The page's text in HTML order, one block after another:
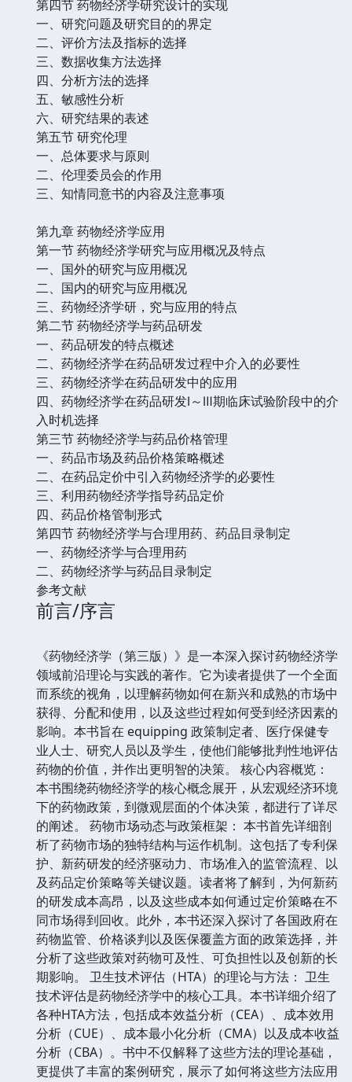
第四节 药物经济学研究设计的实现
一、研究问题及研究目的的界定
二、评价方法及指标的选择
三、数据收集方法选择
四、分析方法的选择
五、敏感性分析
六、研究结果的表述
第五节 研究伦理
一、总体要求与原则
二、伦理委员会的作用
三、知情同意书的内容及注意事项
第九章 药物经济学应用
第一节 药物经济学研究与应用概况及特点
一、国外的研究与应用概况
二、国内的研究与应用概况
三、药物经济学研，究与应用的特点
第二节 药物经济学与药品研发
一、药品研发的特点概述
二、药物经济学在药品研发过程中介入的必要性
三、药物经济学在药品研发中的应用
四、药物经济学在药品研发Ⅰ～Ⅲ期临床试验阶段中的介
入时机选择
第三节 药物经济学与药品价格管理
一、药品市场及药品价格策略概述
二、在药品定价中引入药物经济学的必要性
三、利用药物经济学指导药品定价
四、药品价格管制形式
第四节 药物经济学与合理用药、药品目录制定
一、药物经济学与合理用药
二、药物经济学与药品目录制定
参考文献
前言/序言
《药物经济学（第三版）》是一本深入探讨药物经济学
领域前沿理论与实践的著作。它为读者提供了一个全面
而系统的视角，以理解药物如何在新兴和成熟的市场中
获得、分配和使用，以及这些过程如何受到经济因素的
影响。本书旨在 equipping 政策制定者、医疗保健专
业人士、研究人员以及学生，使他们能够批判性地评估
药物的价值，并作出更明智的决策。 核心内容概览：
本书围绕药物经济学的核心概念展开，从宏观经济环境
下的药物政策，到微观层面的个体决策，都进行了详尽
的阐述。 药物市场动态与政策框架： 本书首先详细剖
析了药物市场的独特结构与运作机制。这包括了专利保
护、新药研发的经济驱动力、市场准入的监管流程、以
及药品定价策略等关键议题。读者将了解到，为何新药
的研发成本高昂，以及这些成本如何通过定价策略在不
同市场得到回收。此外，本书还深入探讨了各国政府在
药物监管、价格谈判以及医保覆盖方面的政策选择，并
分析了这些政策对药物可及性、可负担性以及创新的长
期影响。 卫生技术评估（HTA）的理论与方法： 卫生
技术评估是药物经济学中的核心工具。本书详细介绍了
各种HTA方法，包括成本效益分析（CEA）、成本效用
分析（CUE）、成本最小化分析（CMA）以及成本收益
分析（CBA）。书中不仅解释了这些方法的理论基础，
更提供了丰富的案例研究，展示了如何将这些方法应用